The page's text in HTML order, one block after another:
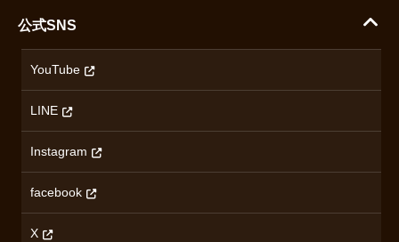
配送・送料について
ハラダの保証とアフターサービス
セイコー
カシオ
オリエントスター
ロンジン
チューダー
沿革
特定商取引法に基づく表記
プライバシーポリシー
無断転載・商用利用について
コンテンツ制作ポリシーおよび生成AIの利用指針
公式SNS
YouTube
LINE
Instagram
facebook
X